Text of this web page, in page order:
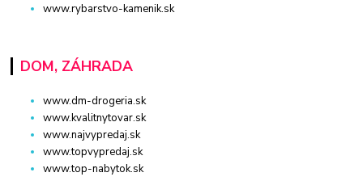
www.rybarstvo-kamenik.sk
DOM, ZÁHRADA
www.dm-drogeria.sk
www.kvalitnytovar.sk
www.najvypredaj.sk
www.topvypredaj.sk
www.top-nabytok.sk